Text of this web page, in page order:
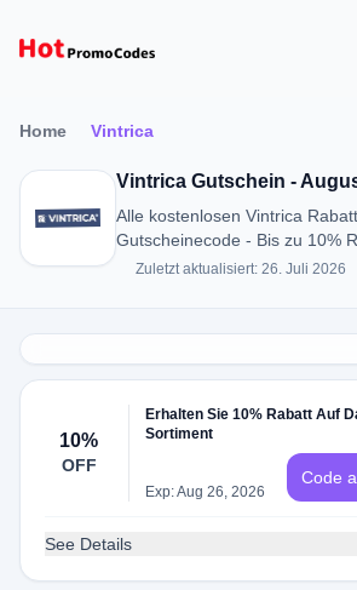
Home Vintrica
Vintrica Gutschein -
Alle kostenlosen Vintrica
Gutscheinecode - Bis zu 10%
August 2026
Zuletzt aktualisiert: 26. Juli 2026
10%
OFF
Erhalten Sie 10% Rabatt Auf
Sortiment
Exp: Aug 26, 2026
Code
See Details